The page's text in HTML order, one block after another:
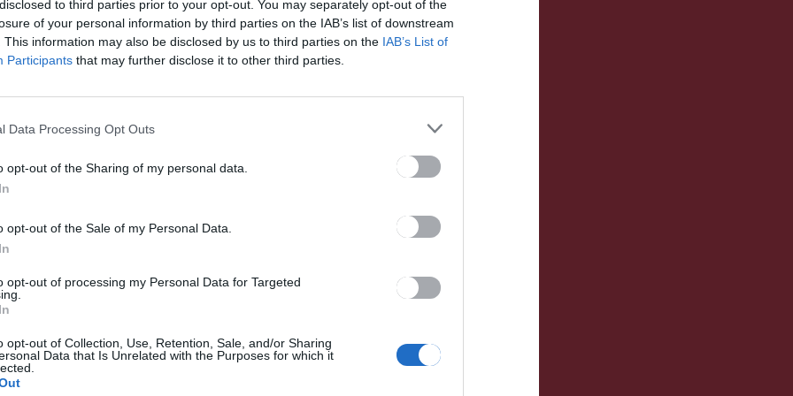
to third parties prior to your opt-out. You may separately opt-out of the
of your personal information by third parties on the IAB’s list of downstream
This information may also be disclosed by us to third parties on the IAB’s List of
Participants that may further disclose it to other third parties.
Data Processing Opt Outs
opt-out of the Sharing of my personal data.
opt-out of the Sale of my Personal Data.
opt-out of processing my Personal Data for Targeted
opt-out of Collection, Use, Retention, Sale, and/or Sharing
Data that Is Unrelated with the Purposes for which it
SAROLTA
festettek fel a
között a mozgássérülteknek kijelölt
az eddig megszokott helyen lettek felfestve,
a gépjárművezetők figyelmét,hogyazok, akik nem
a mozgássérültek jogait, illetve a
A